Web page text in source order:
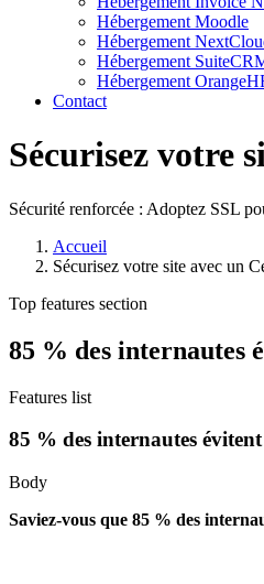
Hébergement Moodle
Hébergement
Hébergement
Hébergement
Contact
Sécurisez votre
Sécurité renforcée : Adoptez SSL
Accueil
Sécurisez votre site avec un
Top features section
85 % des internautes
Features list
85 % des internautes évitent
Body
Saviez-vous que 85 % des